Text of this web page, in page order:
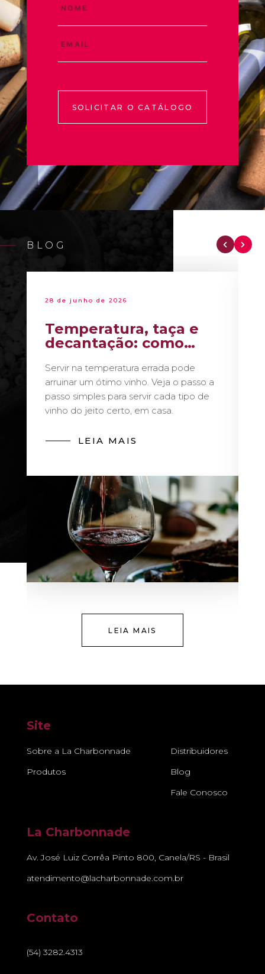
SOLICITAR O CATÁLOGO
BLOG
28 de junho de 2026
Temperatura, taça e
decantação: como
sommelier
Servir na temperatura errada pode
arruinar um ótimo vinho. Veja o passo a
passo simples para servir cada tipo de
vinho do jeito certo, em casa.
LEIA MAIS
LEIA MAIS
Site
Sobre a La Charbonnade
Produtos
Distribuidores
Blog
Fale Conosco
La Charbonnade
Av. José Luiz Corrêa Pinto 800, Canela/RS - Brasil
atendimento@lacharbonnade.com.br
Contato
(54) 3282.4313